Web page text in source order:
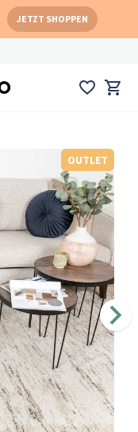
JETZT SHOPPEN
OUTLET